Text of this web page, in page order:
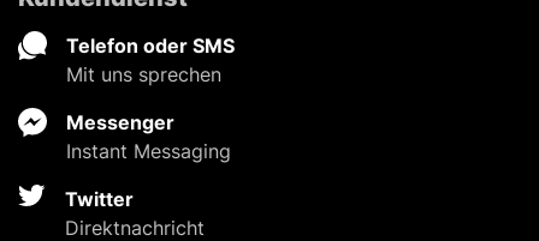
Telefon oder SMS
Mit uns sprechen
Messenger
Instant Messaging
Twitter
Direktnachricht